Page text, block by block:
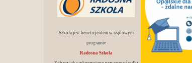
Szkoła jest beneficjentem w rządowym
programie
Radosna Szkoła